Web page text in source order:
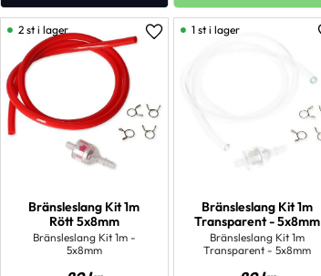
till i favoriter
Bränsleslang Kit 1m
Rött 5x8mm
Bränsleslang Kit 1m -
5x8mm
Lägg till i favoriter
2 st i lager
Bränsleslang Kit 1m
Transparent - 5x8mm
Bränsleslang Kit 1m
Transparent - 5x8mm
1 st i lager